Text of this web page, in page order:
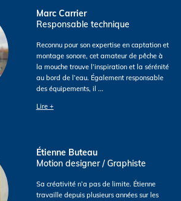
Marc Carrier
Responsable technique
Reconnu pour son expertise en captation et
montage sonore, cet amateur de pêche à
la mouche trouve l’inspiration et la sérénité
au bord de l’eau. Également responsable
des équipements, il ...
Lire +
Étienne Buteau
Motion designer / Graphiste
Sa créativité n’a pas de limite. Étienne
travaille depuis plusieurs années sur les